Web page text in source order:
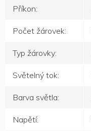
Příkon:
Počet žárovek:
Typ žárovky:
Světelný tok:
Barva světla:
Napětí: